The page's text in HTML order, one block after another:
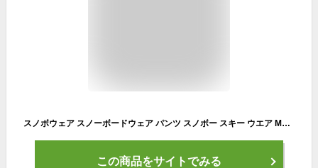
スノボウェア スノーボードウェア パンツ スノボー スキー ウエア MTU エムティーユー ユニセックス メンズ レディース 全12カラー ブラック ベージュ ボルドー ブルーグレー 迷彩 ブレイク 6サイズ 小さいサイズ 大きいサイズ XS/S/M/L/XL
この商品をサイトでみる